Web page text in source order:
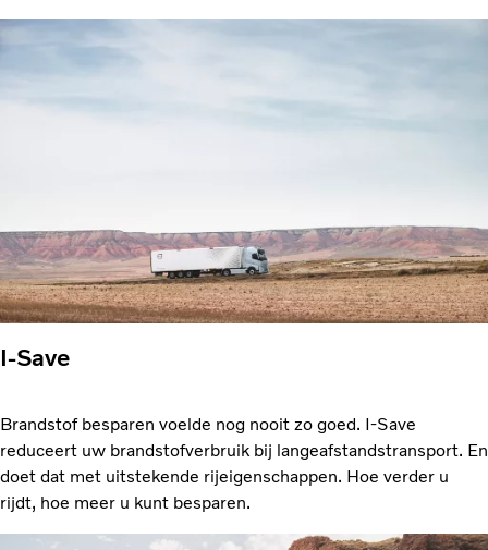
I-Save
Brandstof besparen voelde nog nooit zo goed. I-Save
reduceert uw brandstofverbruik bij langeafstandstransport. En
doet dat met uitstekende rijeigenschappen. Hoe verder u
rijdt, hoe meer u kunt besparen.